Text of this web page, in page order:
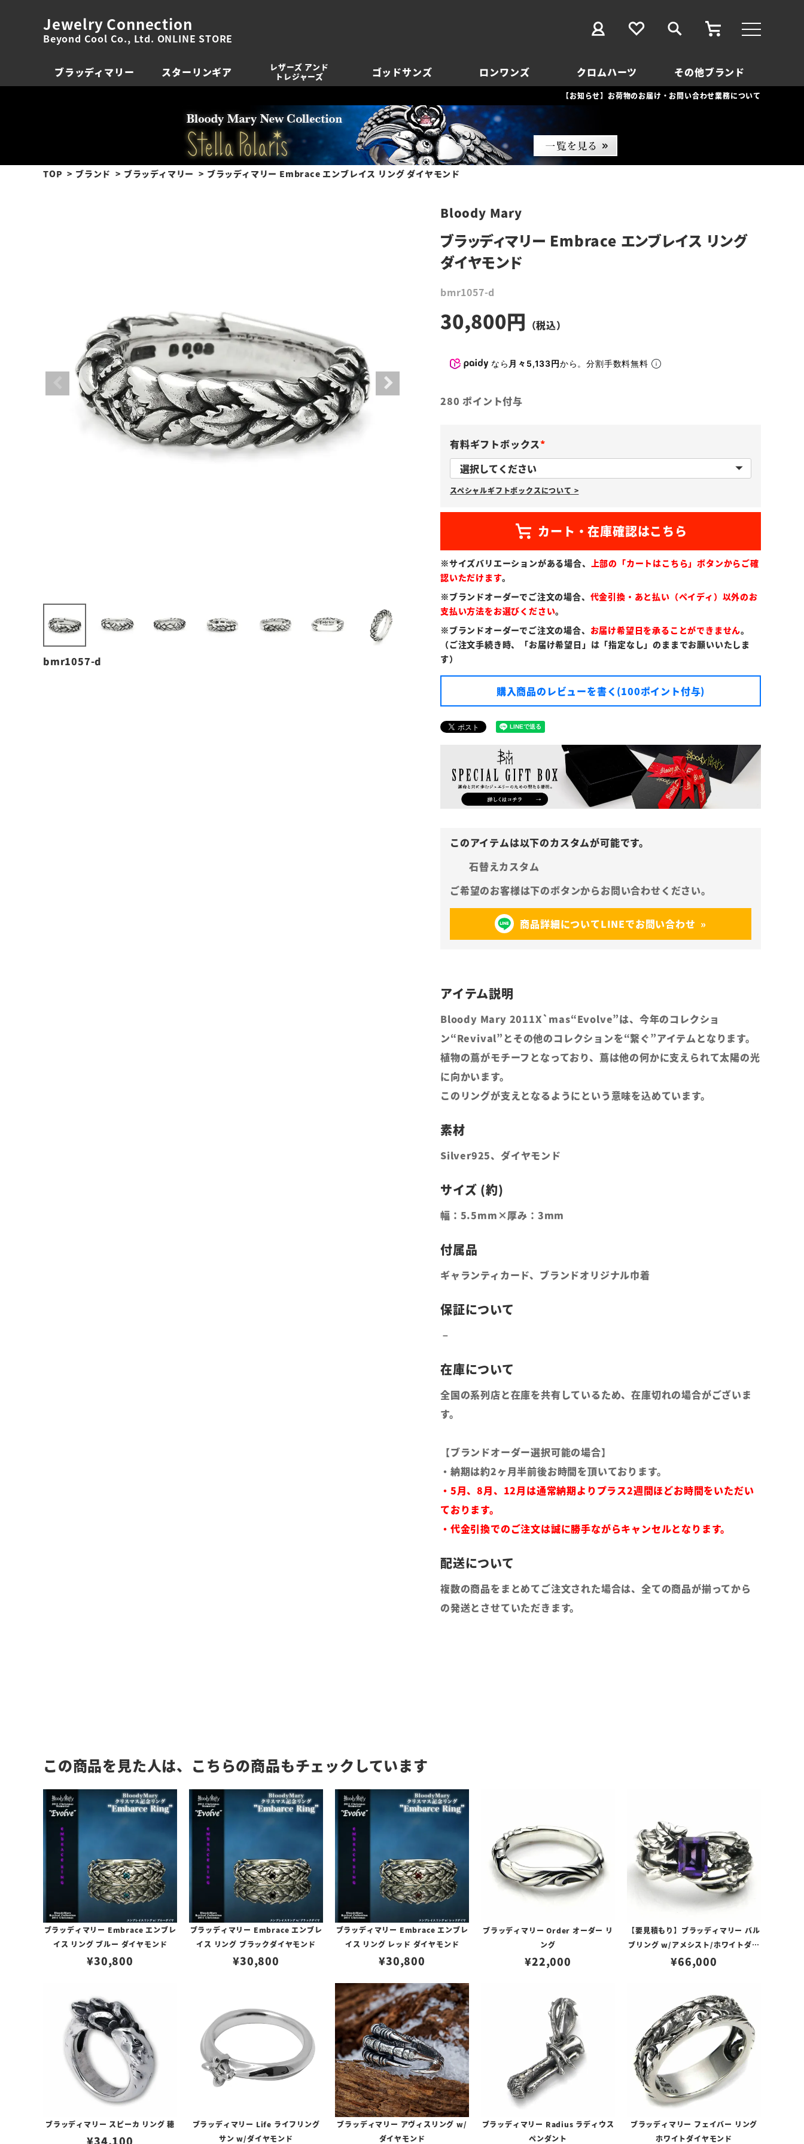
Jewelry Connection
Beyond Cool Co., Ltd. ONLINE STORE
ブラッディマリー スターリンギア
レザーズ アンド
トレジャーズ
ゴッドサンズ ロンワンズ クロムハーツ その他ブランド
【お知らせ】お荷物のお届け・お問い合わせ業務について
TOP ブランド ブラッディマリー ブラッディマリー Embrace エンブレイス リング ダイヤモンド
bmr1057-d
Bloody Mary
ブラッディマリー Embrace エンブレイス リング
ダイヤモンド
bmr1057-d
30,800
なら 月々5,133円から。分割手数料無料
280 ポイント付与
有料ギフトボックス
(
必
スペシャルギフトボックスについて >
※サイズバリエーションがある場合、
上部の「カートはこちら」ボタンからご確
認いただけます。
※ブランドオーダーでご注文の場合、 代金引換・あと払い（ペイディ）以外のお
支払い方法をお選びください。
※ブランドオーダーでご注文の場合、 お届け希望日を承ることができません。
（ご注文手続き時、「お届け希望日」は「指定なし」のままでお願いいたしま
す）
購入商品のレビューを書く(100ポイント付与)
石替えカスタム
商品詳細についてLINEでお問い合わせ
Bloody Mary 2011X`mas“Evolve”は、今年のコレクショ
ン“Revival”とその他のコレクションを“繋ぐ”アイテムとなります。
植物の蔦がモチーフとなっており、蔦は他の何かに支えられて太陽の光
に向かいます。
このリングが支えとなるようにという意味を込めています。
Silver925、ダイヤモンド
幅：5.5mm×厚み：3mm
ギャランティカード、ブランドオリジナル巾着
全国の系列店と在庫を共有しているため、在庫切れの場合がございま
す。
【ブランドオーダー選択可能の場合】
・納期は約2ヶ月半前後お時間を頂いております。
・5月、8月、12月は通常納期よりプラス2週間ほどお時間をいただい
ております。
・代金引換でのご注文は誠に勝手ながらキャンセルとなります。
複数の商品をまとめてご注文された場合は、全ての商品が揃ってから
の発送とさせていただきます。
この商品を見た人は、こちらの商品もチェックしています
ブラッディマリー Embrace エンブレ
イス リング ブルー ダイヤモンド
¥30,800
ブラッディマリー Embrace エンブレ
イス リング ブラックダイヤモンド
¥30,800
ブラッディマリー Embrace エンブレ
イス リング レッド ダイヤモンド
¥30,800
ブラッディマリー Order オーダー リ
ング
¥22,000
【要見積もり】ブラッディマリー バル
ブリング w/アメシスト/ホワイトダイ
ヤモンド
¥66,000
ブラッディマリー スピーカ リング 穂
¥34,100
ブラッディマリー Life ライフリング
サン w/ダイヤモンド
ブラッディマリー アヴィスリング w/
ダイヤモンド
ブラッディマリー Radius ラディウス
ペンダント
ブラッディマリー フェイバー リング
ホワイトダイヤモンド